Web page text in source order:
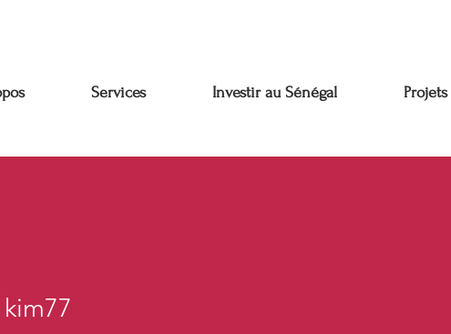
Services Investir au Sénégal